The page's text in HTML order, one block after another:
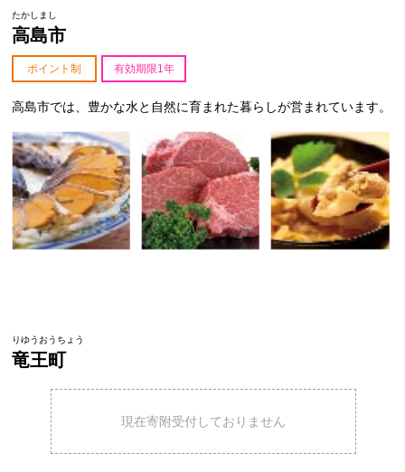
たかしまし
高島市
ポイント制 有効期限1年
高島市では、豊かな水と自然に育まれた暮らしが営まれています。
りゆうおうちょう
竜王町
現在寄附受付しておりません